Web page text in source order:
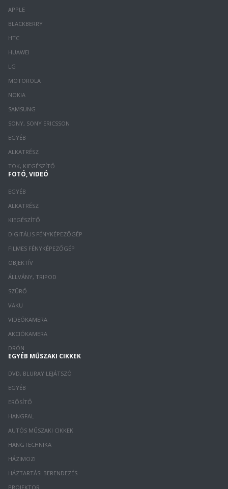
APPLE
BLACKBERRY
HTC
HUAWEI
LG
MOTOROLA
NOKIA
SAMSUNG
SONY, SONY ERICSSON
EGYÉB
ALKATRÉSZ
TOK, KIEGÉSZÍTŐ
FOTÓ, VIDEÓ
EGYÉB
ALKATRÉSZ
KIEGÉSZÍTŐ
DIGITÁLIS FÉNYKÉPEZŐGÉP
FILMES FÉNYKÉPEZŐGÉP
OBJEKTÍV
ÁLLVÁNY, TRIPOD
SZŰRŐ
VAKU
VIDEÓKAMERA
AKCIÓKAMERA
DRÓN
EGYÉB MŰSZAKI CIKKEK
DVD, BLURAY LEJÁTSZÓ
EGYÉB
ERŐSÍTŐ
HANGFAL
AUTÓS MŰSZAKI CIKKEK
HANGTECHNIKA
HÁZIMOZI
HÁZTARTÁSI BERENDEZÉS
PROJEKTOR